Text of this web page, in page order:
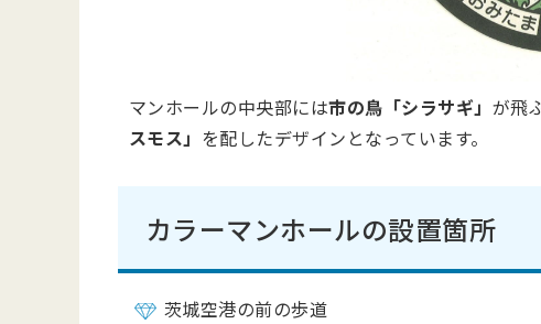
マンホールの中央部には市の鳥「シラサギ」 が飛
スモス」 を配したデザインとなっています。
カラーマンホールの設置箇所
茨城空港の前の歩道